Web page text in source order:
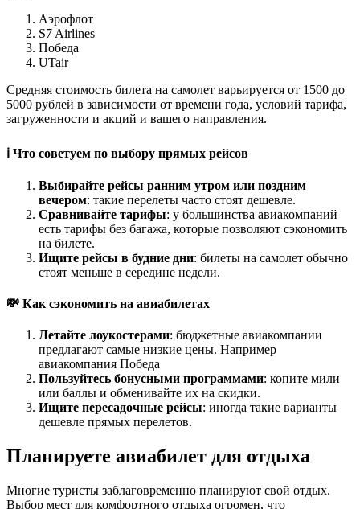
Аэрофлот
S7 Airlines
Победа
UTair
Средняя стоимость билета на самолет варьируется от 1500 до
5000 рублей в зависимости от времени года, условий тарифа,
загруженности и акций и вашего направления.
ℹ️ Что советуем по выбору прямых рейсов
Выбирайте рейсы ранним утром или поздним
вечером: такие перелеты часто стоят дешевле.
Сравнивайте тарифы: у большинства авиакомпаний
есть тарифы без багажа, которые позволяют сэкономить
на билете.
Ищите рейсы в будние дни: билеты на самолет обычно
стоят меньше в середине недели.
💸 Как сэкономить на авиабилетах
Летайте лоукостерами: бюджетные авиакомпании
предлагают самые низкие цены. Например
авиакомпания Победа
Пользуйтесь бонусными программами: копите мили
или баллы и обменивайте их на скидки.
Ищите пересадочные рейсы: иногда такие варианты
дешевле прямых перелетов.
Планируете авиабилет для отдыха
Многие туристы заблаговременно планируют свой отдых.
Выбор мест для комфортного отдыха огромен, что